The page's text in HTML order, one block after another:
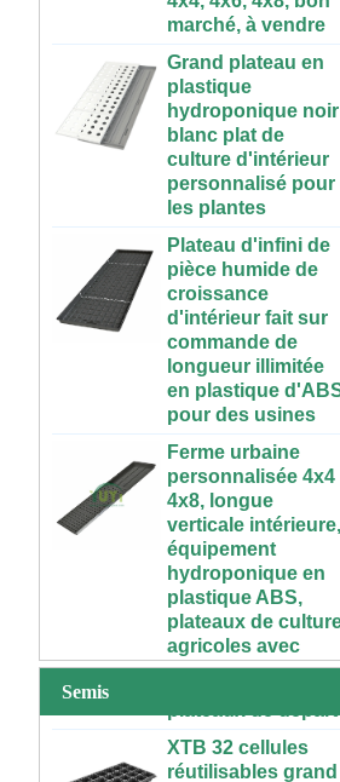
Grand plateau en
plastique
hydroponique noir
blanc plat de
culture d'intérieur
personnalisé pour
les plantes
Plateau d'infini de
pièce humide de
croissance
d'intérieur fait sur
commande de
longueur illimitée
en plastique d'ABS
pour des usines
Ferme urbaine
personnalisée 4x4
4x8, longue
verticale intérieure,
équipement
hydroponique en
plastique ABS,
plateaux de culture
agricoles avec
couverture de
plantation
ABS réservoir
d'éléments nutritifs
à l'intérieur en
Semis
72 cellules pas cher
tomate brocoli
courge aubergine
noir PS plastique
intérieur semis
plateaux de départ
réutilisables grand
et noir PS plastique